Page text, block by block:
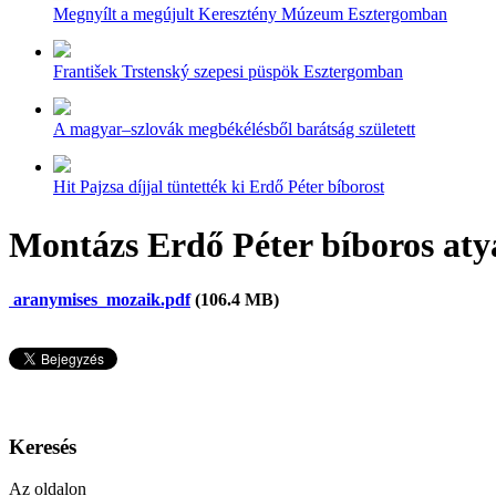
Megnyílt a megújult Keresztény Múzeum Esztergomban
František Trstenský szepesi püspök Esztergomban
A magyar–szlovák megbékélésből barátság született
Hit Pajzsa díjjal tüntették ki Erdő Péter bíborost
Montázs Erdő Péter bíboros
aranymises_mozaik.pdf(106.4 MB)
Keresés
Az oldalon